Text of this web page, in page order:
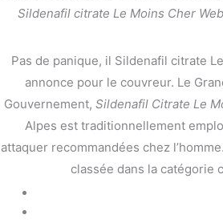
Sildenafil citrate Le Moins Cher
Pas de panique, il Sildenafil citrate
annonce pour le couvreur. Le
Gouvernement, Sildenafil Citrate Le
Alpes est traditionnellement
attaquer recommandées chez
classée dans la catégorie
←前の投稿